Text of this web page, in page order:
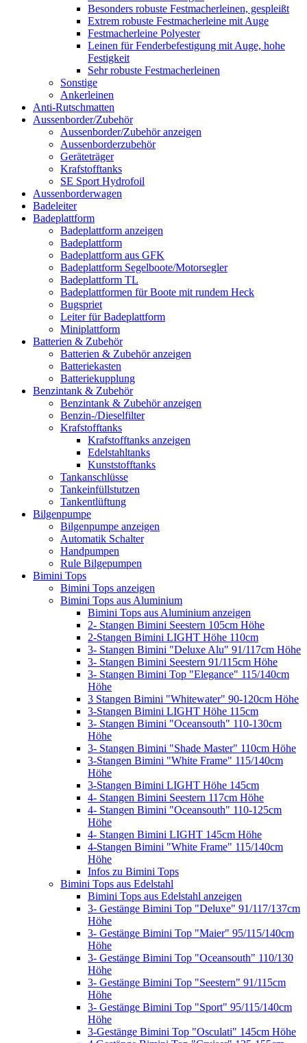
Besonders robuste Festmacherleinen, gespleißt
Extrem robuste Festmacherleine mit Auge
Festmacherleine Polyester
Leinen für Fenderbefestigung mit Auge, hohe
Festigkeit
Sehr robuste Festmacherleinen
Sonstige
Ankerleinen
Anti-Rutschmatten
Aussenborder/Zubehör
Aussenborder/Zubehör anzeigen
Aussenborderzubehör
Geräteträger
Krafstofftanks
SE Sport Hydrofoil
Aussenborderwagen
Badeleiter
Badeplattform
Badeplattform anzeigen
Badeplattform
Badeplattform aus GFK
Badeplattform Segelboote/Motorsegler
Badeplattform TL
Badeplattformen für Boote mit rundem Heck
Bugspriet
Leiter für Badeplattform
Miniplattform
Batterien & Zubehör
Batterien & Zubehör anzeigen
Batteriekasten
Batteriekupplung
Benzintank & Zubehör
Benzintank & Zubehör anzeigen
Benzin-/Dieselfilter
Krafstofftanks
Krafstofftanks anzeigen
Edelstahltanks
Kunststofftanks
Tankanschlüsse
Tankeinfüllstutzen
Tankentlüftung
Bilgenpumpe
Bilgenpumpe anzeigen
Automatik Schalter
Handpumpen
Rule Bilgepumpen
Bimini Tops
Bimini Tops anzeigen
Bimini Tops aus Aluminium
Bimini Tops aus Aluminium anzeigen
2- Stangen Bimini Seestern 105cm Höhe
2-Stangen Bimini LIGHT Höhe 110cm
3- Stangen Bimini "Deluxe Alu" 91/117cm Höhe
3- Stangen Bimini Seestern 91/115cm Höhe
3- Stangen Bimini Top "Elegance" 115/140cm
Höhe
3 Stangen Bimini "Whitewater" 90-120cm Höhe
3-Stangen Bimini LIGHT Höhe 115cm
3- Stangen Bimini "Oceansouth" 110-130cm
Höhe
3- Stangen Bimini "Shade Master" 110cm Höhe
3-Stangen Bimini "White Frame" 115/140cm
Höhe
3-Stangen Bimini LIGHT Höhe 145cm
4- Stangen Bimini Seestern 117cm Höhe
4- Stangen Bimini "Oceansouth" 110-125cm
Höhe
4- Stangen Bimini LIGHT 145cm Höhe
4-Stangen Bimini "White Frame" 115/140cm
Höhe
Infos zu Bimini Tops
Bimini Tops aus Edelstahl
Bimini Tops aus Edelstahl anzeigen
3- Gestänge Bimini Top "Deluxe" 91/117/137cm
Höhe
3- Gestänge Bimini Top "Maier" 95/115/140cm
Höhe
3- Gestänge Bimini Top "Oceansouth" 110/130
Höhe
3- Gestänge Bimini Top "Seestern" 91/115cm
Höhe
3- Gestänge Bimini Top "Sport" 95/115/140cm
Höhe
3-Gestänge Bimini Top "Osculati" 145cm Höhe